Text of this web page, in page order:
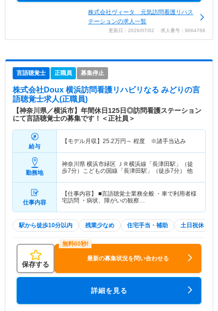
株式会社ヴィータ 元気訪問看護リハス
テーションの求人一覧
更新日：2026/07/02 求人番号：9064768
言語聴覚士 正職員 募集停止
株式会社Doux 横浜訪問看護リハビリなる みどりの言
語聴覚士求人(正職員)
【神奈川県／横浜市】年間休日125日◎訪問看護ステーション
にて言語聴覚士の募集です！＜正社員＞
給与
【モデル月収】 25.2万円～ 程度 ※諸手当込み
勤務地
神奈川県 横浜市緑区 ＪＲ横浜線「長津田駅」（徒
歩7分）こどもの国線「長津田駅」（徒歩7分） 他
仕事内容
【仕事内容】 ■言語聴覚士業務全般 ・車で利用者様
宅訪問 ・病状、障がいの観察…
駅から徒歩10分以内 残業少なめ 住宅手当・補助 土日祝休
保存する
最新の募集状況を問い合わせる
詳細を見る